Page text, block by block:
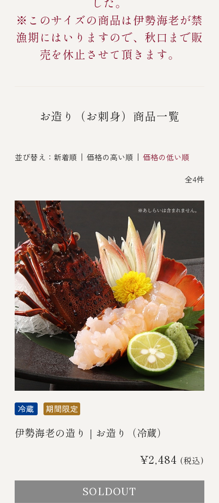
レストラン商品
全ての商品を見る
伊勢海老料理（中納言厨房）
～￥2,999
￥3,000～￥4,999
￥5,000～￥9,999
￥10,000～￥14,999
￥15,000～￥19,999
￥20,000～
その他
※このサイズの商品は伊勢海老が禁
漁期にはいりますので、 秋口まで販
売を休止させて頂きます。
お造り（お刺身）商品一覧
並び替え： 新着順 価格の高い順 価格の低い順
全4件
伊勢海老の造り｜お造り（冷蔵）
¥2,484 (税込)
SOLDOUT